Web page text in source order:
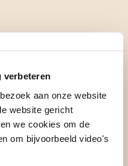
verbeteren
aan onze website
website gericht
we cookies om de
om bijvoorbeeld video's
and Regulation (in
Stem Cells for
Heart Disease (in